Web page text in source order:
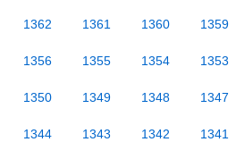
1362 1361 1360 1359
1356 1355 1354 1353
1350 1349 1348 1347
1344 1343 1342 1341